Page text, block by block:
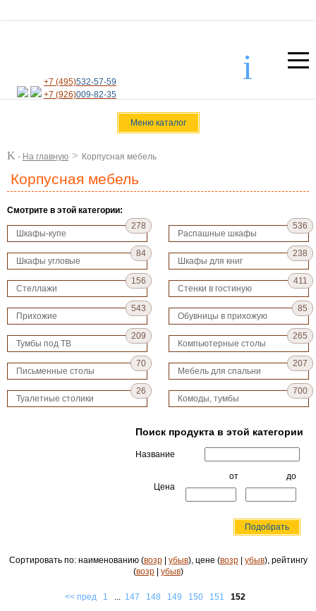
+7 (495)532-57-59
+7 (926)009-82-35
i
Меню каталог
K - На главную > Корпусная мебель
Корпусная мебель
Смотрите в этой категории:
Шкафы-купе
278
Распашные шкафы
536
Шкафы угловые
84
Шкафы для книг
238
Стеллажи
156
Стенки в гостиную
411
Прихожие
543
Обувницы в прихожую
85
Тумбы под ТВ
209
Компьютерные столы
265
Письменные столы
70
Мебель для спальни
207
Туалетные столики
26
Комоды, тумбы
700
Поиск продукта в этой категории
Название
Цена
от до
Сортировать по: наименованию (возр| убыв), цене (возр| убыв), рейтингу
(возр| убыв)
<< пред 1 ... 147 148 149 150 151 152